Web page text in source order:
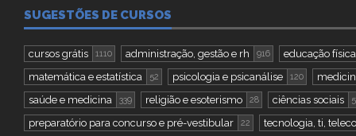
SUGESTÕES DE CURSOS
cursos grátis 1110 administração, gestão e rh 916
educação
matemática e estatística
52 psicologia e psicanálise 120
saúde e medicina
339 religião e esoterismo 28 ciências sociais
preparatório para concurso e pré-vestibular 22
tecnologia, ti,